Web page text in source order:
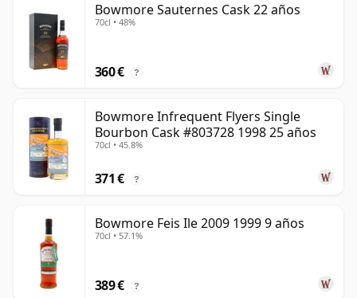
Bowmore Sauternes Cask 22 años
70cl • 48%
360 € ?
Bowmore Infrequent Flyers Single
Bourbon Cask #803728 1998 25 años
70cl • 45.8%
371 € ?
Bowmore Feis Ile 2009 1999 9 años
70cl • 57.1%
389 € ?